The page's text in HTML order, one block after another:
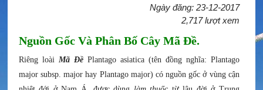
Ngày đăng: 23-12-2017
2,717 lượt xem
Nguồn Gốc Và Phân Bố Cây Mã Đề.
Riêng loàiMã ĐềPlantago asiatica (tên đồng nghĩa: Plantago
major subsp. major hay Plantago major) có nguồn gốc ở vùng cận